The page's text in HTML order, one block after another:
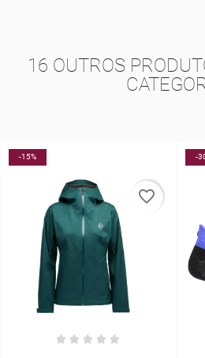
16 OUTROS
-30%
favorite_border
-